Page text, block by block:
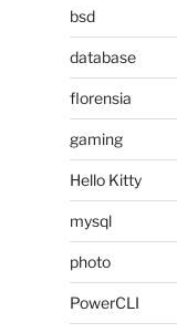
bsd
database
florensia
gaming
Hello Kitty
mysql
photo
PowerCLI